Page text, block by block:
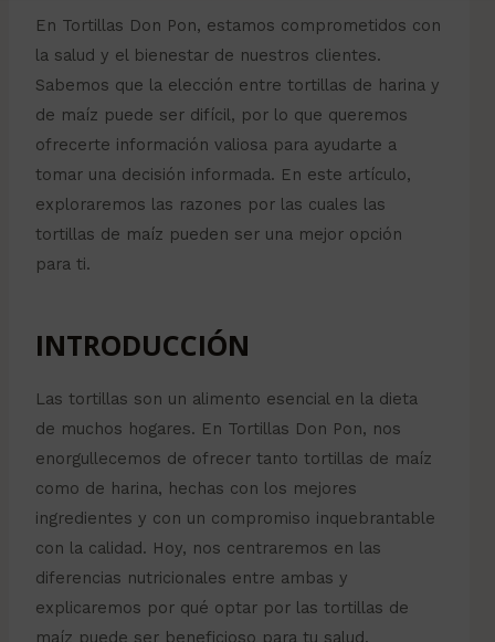
En Tortillas Don Pon, estamos comprometidos con
la salud y el bienestar de nuestros clientes.
Sabemos que la elección entre tortillas de harina y
de maíz puede ser difícil, por lo que queremos
ofrecerte información valiosa para ayudarte a
tomar una decisión informada. En este artículo,
exploraremos las razones por las cuales las
tortillas de maíz pueden ser una mejor opción
para ti.
INTRODUCCIÓN
Las tortillas son un alimento esencial en la dieta
de muchos hogares. En Tortillas Don Pon, nos
enorgullecemos de ofrecer tanto tortillas de maíz
como de harina, hechas con los mejores
ingredientes y con un compromiso inquebrantable
con la calidad. Hoy, nos centraremos en las
diferencias nutricionales entre ambas y
explicaremos por qué optar por las tortillas de
maíz puede ser beneficioso para tu salud.